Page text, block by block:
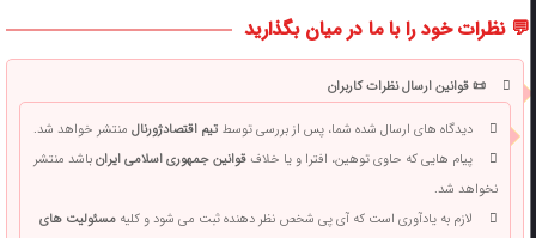
💬 نظرات خود را با ما در میان بگذارید
📜 قوانین ارسال نظرات کاربران
دیدگاه های ارسال شده شما، پس از بررسی توسطتیم اقتصادژورنالمنتشر خواهد شد.
پیام هایی که حاوی توهین، افترا و یا خلافقوانین جمهوری اسلامی ایرانباشد منتشر
نخواهد شد.
لازم به یادآوری است که آی پی شخص نظر دهنده ثبت می شود و کلیهمسئولیت های